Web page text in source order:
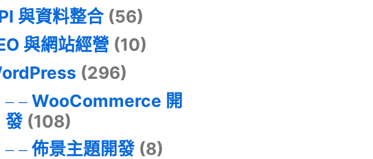
與資料整合(56)
與網站經營 (10)
(296)
WooCommerce 開
發(108)
佈景主題開發(8)